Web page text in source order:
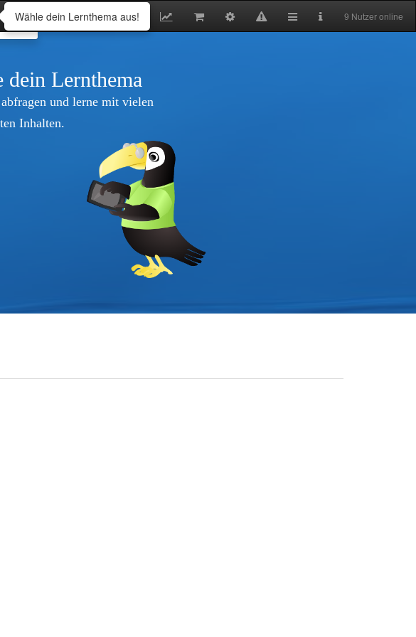
9 Nutzer online
dein Lernthema
und lerne mit vielen
Inhalten.
Wähle dein Lernthema aus!